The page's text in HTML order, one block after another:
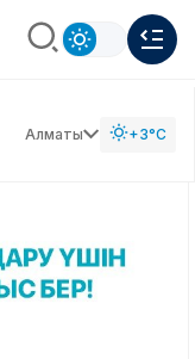
Алматы +3°C